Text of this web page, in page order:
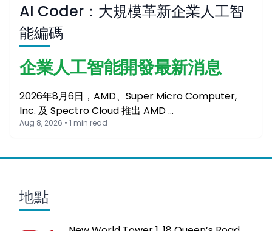
AI Coder：大規模革新企業人工智
能編碼
企業人工智能開發最新消息
2026年8月6日，AMD、Super Micro Computer,
Inc. 及 Spectro Cloud 推出 AMD …
Aug 8, 2026 • 1 min read
地點